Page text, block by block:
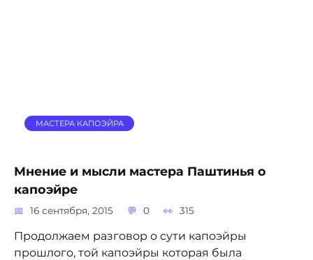
МАСТЕРА КАПОЭЙРА
Мнение и мысли мастера Паштинья о
капоэйре
16 сентября, 2015 0 315
Продолжаем разговор о сути капоэйры
прошлого, той капоэйры которая была